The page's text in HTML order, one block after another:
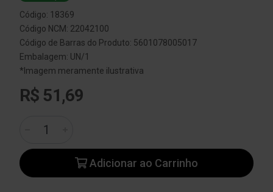
Código: 18369
Código NCM: 22042100
Código de Barras do Produto: 5601078005017
Embalagem: UN/1
*Imagem meramente ilustrativa
R$ 51,69
Adicionar ao Carrinho